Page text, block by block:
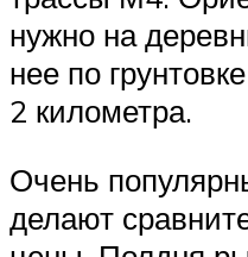
нужно на
нее по
2 километра.
Очень
делают